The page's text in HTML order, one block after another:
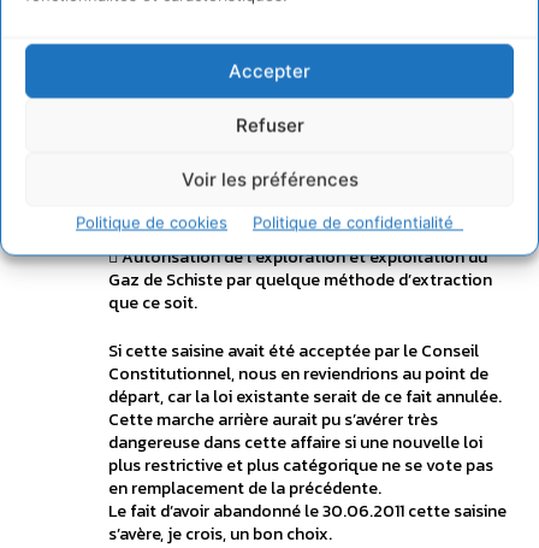
Accepter
Refuser
Voir les préférences
Politique de cookies Politique de confidentialité
Ce qui est en cours au sénat depuis le 01.06.2011 :
conseil Constitutionnel :
Si le conseil avait donné son aval… la loi en cours
sera bien sûr annulée et, on reviendra à la
précédente loi, soit :
 Autorisation de l’exploration et exploitation du
Gaz de Schiste par quelque méthode d’extraction
que ce soit.
Si cette saisine avait été acceptée par le Conseil
Constitutionnel, nous en reviendrions au point de
départ, car la loi existante serait de ce fait annulée.
Cette marche arrière aurait pu s’avérer très
dangereuse dans cette affaire si une nouvelle loi
plus restrictive et plus catégorique ne se vote pas
en remplacement de la précédente.
Le fait d’avoir abandonné le 30.06.2011 cette saisine
s’avère, je crois, un bon choix.